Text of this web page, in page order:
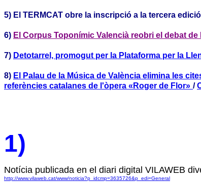
5) El TERMCAT obre la inscripció a la tercera
6) El Corpus Toponímic Valencià reobri el debat de
7) Detotarrel, promogut per la Plataforma per la
8) El Palau de la Música de València elimina les
referències catalanes de l'òpera «Roger de Flor» /
1)
Notícia publicada en el diari digital VILAWEB
http://www.vilaweb.cat/www/noticia?p_idcmp=3635726&p_edi=General